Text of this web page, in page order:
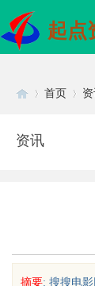
起点
首页
资讯
摘要: 搜搜电